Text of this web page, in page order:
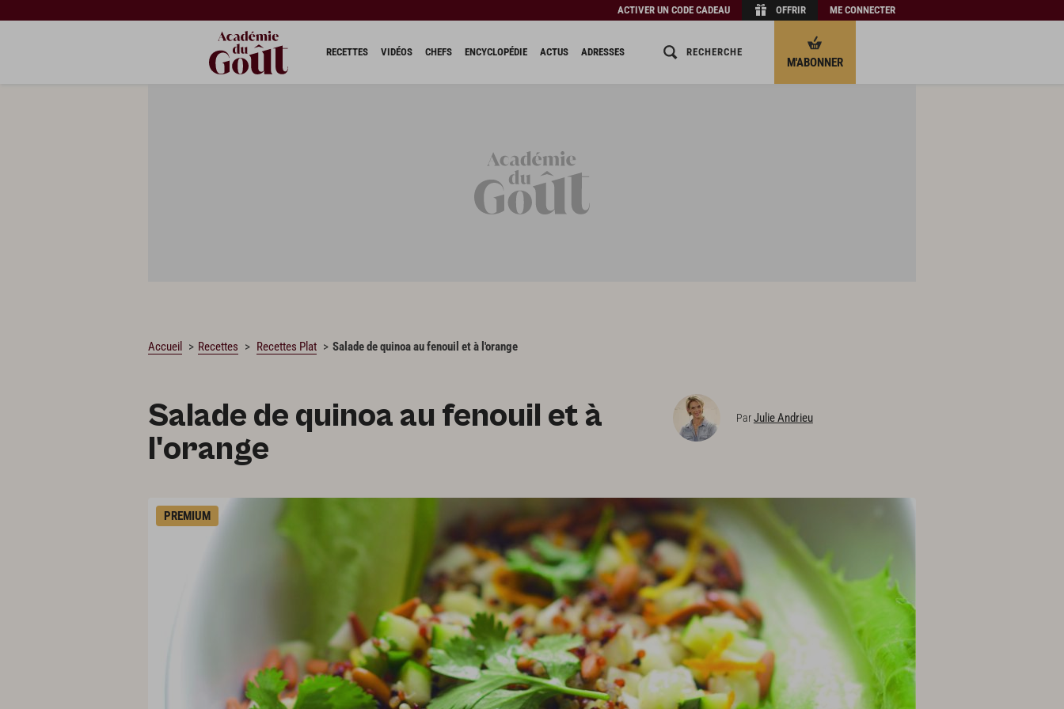
ACTIVER UN CODE CADEAU OFFRIR ME CONNECTER
RECETTES VIDÉOS CHEFS ENCYCLOPÉDIE ACTUS ADRESSES RECHERCHE
M'ABONNER
Accueil Recettes Recettes Plat Salade de quinoa au fenouil et à l'orange
Salade de quinoa au fenouil et à
l'orange
ParJulie Andrieu
PREMIUM
CHARGEMENT…